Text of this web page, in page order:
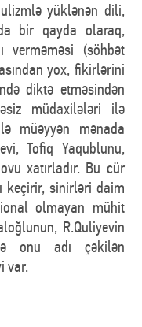
yüklənən dili,
bir qayda olaraq,
verməməsi (söhbət
yox, fikirlərini
diktə etməsindən
müdaxilələri ilə
müəyyən mənada
Tofiq Yaqublunu,
xatırladır. Bu сür
keçirir, sinirləri daim
olmayan mühit
R.Quliyevin
onu adı çəkilən
var.